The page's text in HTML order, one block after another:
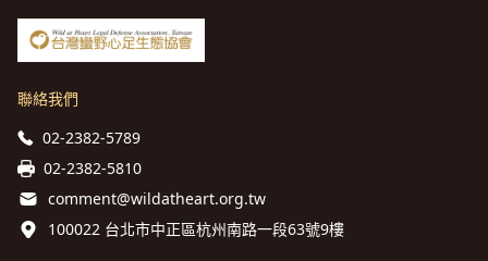
聯絡我們
02-2382-5789
02-2382-5810
comment@wildatheart.org.tw
100022 台北市中正區杭州南路一段63號9樓